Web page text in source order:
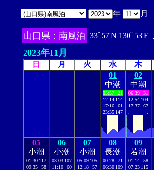
年 月
山口県：南風泊 33ﾟ57'N 130ﾟ53'E
2023年11月
日 月 火 水 木
. . .
01
中潮
05:57
21
12:14 114
17:16
61
23:35 147
02
中潮
06:39
31
12:54 104
17:37
67
05
小潮
01:30 117
09:35
58
06
小潮
03:03 107
11:10
60
07
小潮
05:09 105
12:18
57
08
長潮
00:28
71
06:30 109
09
若潮
01:14
58
07:23 115